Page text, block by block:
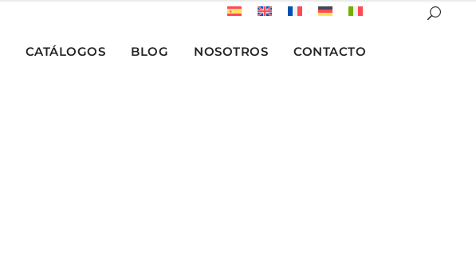
CATÁLOGOS BLOG NOSOTROS CONTACTO